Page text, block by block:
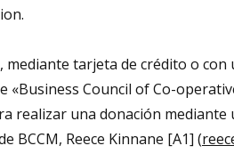
tarjeta de crédito o con
«Business Council of Co-
realizar una donación mediante
BCCM, Reece Kinnane [A1] (